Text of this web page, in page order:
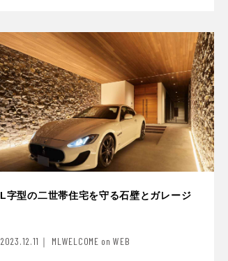
L字型の二世帯住宅を守る石壁とガレージ
2023.12.11｜ MLWELCOME on WEB